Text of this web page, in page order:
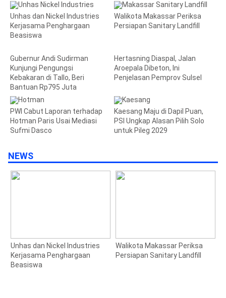
Unhas dan Nickel Industries
Kerjasama Penghargaan
Beasiswa
Walikota Makassar Periksa
Persiapan Sanitary Landfill
Gubernur Andi Sudirman
Kunjungi Pengungsi
Kebakaran di Tallo, Beri
Bantuan Rp795 Juta
Hertasning Diaspal, Jalan
Aroepala Dibeton, Ini
Penjelasan Pemprov Sulsel
PWI Cabut Laporan terhadap
Hotman Paris Usai Mediasi
Sufmi Dasco
Kaesang Maju di Dapil Puan,
PSI Ungkap Alasan Pilih Solo
untuk Pileg 2029
NEWS
Unhas dan Nickel Industries
Kerjasama Penghargaan
Beasiswa
Walikota Makassar Periksa
Persiapan Sanitary Landfill